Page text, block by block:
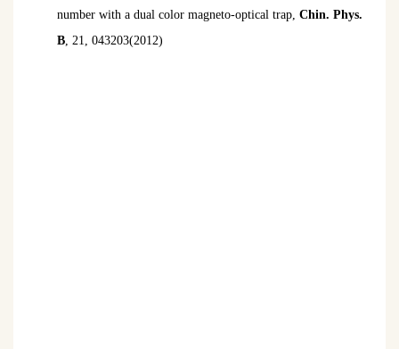
number with a dual color magneto-optical trap,Chin. Phys.
B , 21, 043203(2012)